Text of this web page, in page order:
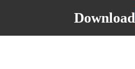
Download